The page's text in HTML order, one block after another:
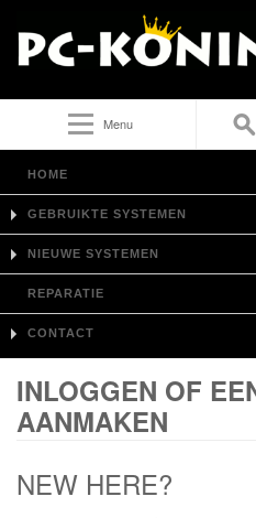
Menu
HOME
GEBRUIKTE SYSTEMEN
NIEUWE SYSTEMEN
REPARATIE
CONTACT
INLOGGEN OF
AANMAKEN
NEW HERE?